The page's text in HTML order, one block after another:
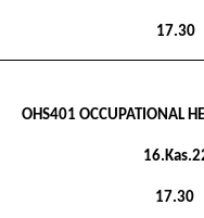
17.30
OHS401 OCCUPATIONAL
17.30